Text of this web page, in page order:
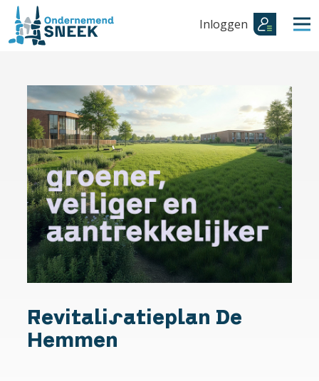
Inloggen
Revitalisatieplan De
Hemmen